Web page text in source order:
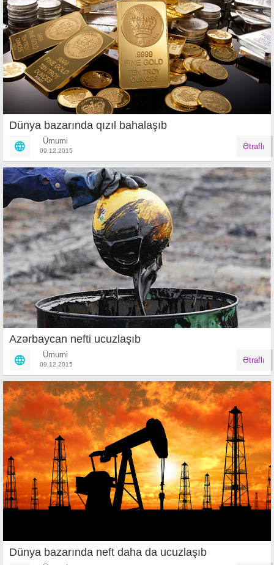
Dünya bazarında qızıl bahalaşıb
Ümumi
09.12.2015 Ətraflı
Azərbaycan nefti ucuzlaşıb
Ümumi
09.12.2015 Ətraflı
Dünya bazarında neft daha da ucuzlaşıb